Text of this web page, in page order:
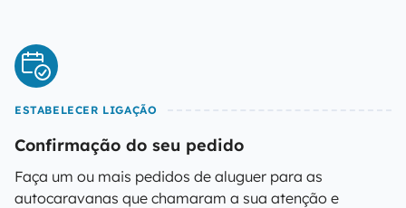
ESTABELECER LIGAÇÃO
Confirmação do seu pedido
Faça um ou mais pedidos de aluguer para as
autocaravanas que chamaram a sua atenção e